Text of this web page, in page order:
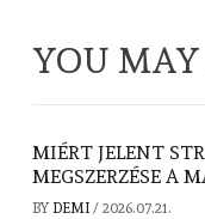
YOU
MIÉRT JELENT
MEGSZERZÉSE A
BY DEMI / 2026.07.21.